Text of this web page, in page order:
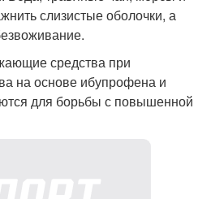
слизистые оболочки, а
средства при
на основе ибупрофена и
для борьбы с повышенной